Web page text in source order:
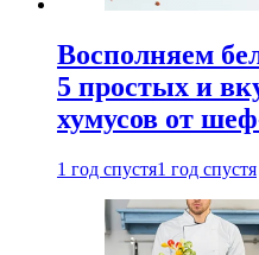
Восполняем
5 простых и
хумусов от
1 год спустя1 год спустя